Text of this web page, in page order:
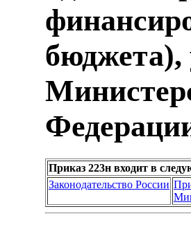
Приказ 223н входит в
Законодательство России